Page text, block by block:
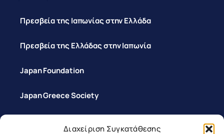
Διαχείριση Συγκατάθεσης
Πρεσβεία της Ιαπωνίας στην Ελλάδα
Πρεσβεία της Ελλάδας στην Ιαπωνία
Japan Foundation
Japan Greece Society